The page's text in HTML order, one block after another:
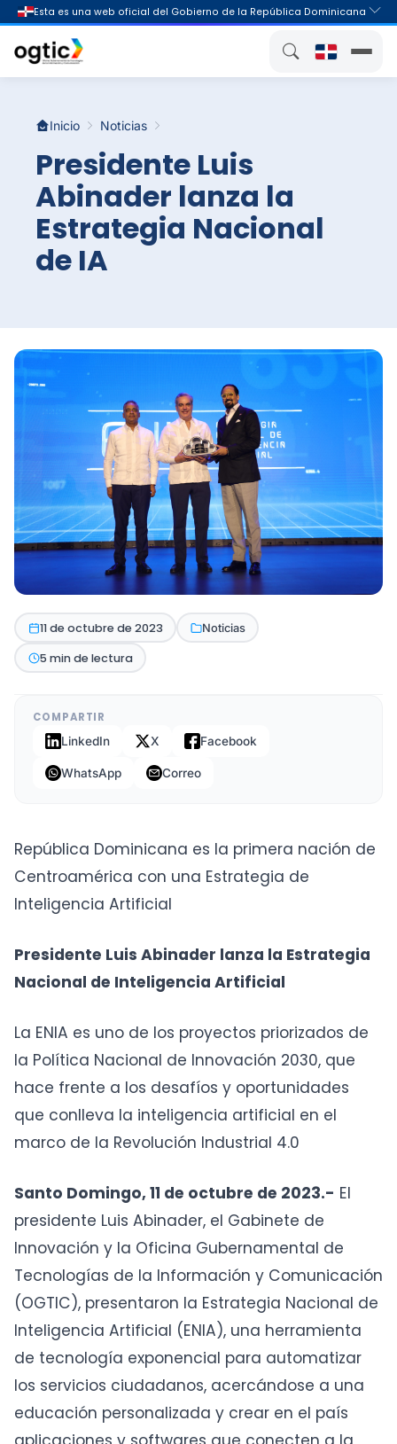
Inicio Noticias
Presidente Luis
Abinader lanza la
Estrategia Nacional
de IA
11 de octubre de 2023 Noticias
5 min de lectura
República Dominicana es la primera nación de
Centroamérica con una Estrategia de
Inteligencia Artificial
Presidente Luis Abinader lanza la Estrategia
Nacional de Inteligencia Artificial
La ENIA es uno de los proyectos priorizados de
la Política Nacional de Innovación 2030, que
hace frente a los desafíos y oportunidades
que conlleva la inteligencia artificial en el
marco de la Revolución Industrial 4.0
Santo Domingo, 11 de octubre de 2023.- El
presidente Luis Abinader, el Gabinete de
Innovación y la Oficina Gubernamental de
Tecnologías de la Información y Comunicación
(OGTIC), presentaron la Estrategia Nacional de
Inteligencia Artificial (ENIA), una herramienta
de tecnología exponencial para automatizar
los servicios ciudadanos, acercándose a una
educación personalizada y crear en el país
COMPARTIR
LinkedIn
X Facebook
WhatsApp Correo